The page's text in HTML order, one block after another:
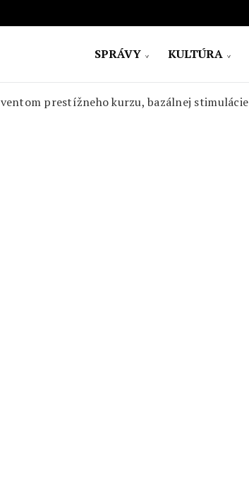
SPRÁVY KULTÚRA
prestížneho kurzu, bazálnej stimulácie